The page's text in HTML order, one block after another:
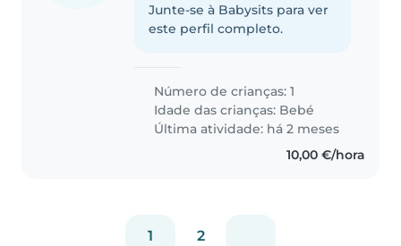
Junte-se à Babysits para ver
este perfil completo.
Número de crianças: 1
Idade das crianças: Bebé
Última atividade: há 2 meses
10,00 €/hora
1 2